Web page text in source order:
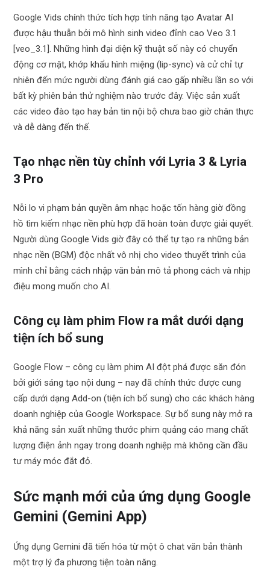
Google Vids chính thức tích hợp tính năng tạo Avatar AI
được hậu thuẫn bởi mô hình sinh video đỉnh cao Veo 3.1
[veo_3.1]. Những hình đại diện kỹ thuật số này có chuyển
động cơ mặt, khớp khẩu hình miệng (lip-sync) và cử chỉ tự
nhiên đến mức người dùng đánh giá cao gấp nhiều lần so với
bất kỳ phiên bản thử nghiệm nào trước đây. Việc sản xuất
các video đào tạo hay bản tin nội bộ chưa bao giờ chân thực
và dễ dàng đến thế.
Tạo nhạc nền tùy chỉnh với Lyria 3 & Lyria
3 Pro
Nỗi lo vi phạm bản quyền âm nhạc hoặc tốn hàng giờ đồng
hồ tìm kiếm nhạc nền phù hợp đã hoàn toàn được giải quyết.
Người dùng Google Vids giờ đây có thể tự tạo ra những bản
nhạc nền (BGM) độc nhất vô nhị cho video thuyết trình của
mình chỉ bằng cách nhập văn bản mô tả phong cách và nhịp
điệu mong muốn cho AI.
Công cụ làm phim Flow ra mắt dưới dạng
tiện ích bổ sung
Google Flow – công cụ làm phim AI đột phá được săn đón
bởi giới sáng tạo nội dung – nay đã chính thức được cung
cấp dưới dạng Add-on (tiện ích bổ sung) cho các khách hàng
doanh nghiệp của Google Workspace. Sự bổ sung này mở ra
khả năng sản xuất những thước phim quảng cáo mang chất
lượng điện ảnh ngay trong doanh nghiệp mà không cần đầu
tư máy móc đắt đỏ.
Sức mạnh mới của ứng dụng Google
Gemini (Gemini App)
Ứng dụng Gemini đã tiến hóa từ một ô chat văn bản thành
một trợ lý đa phương tiện toàn năng.